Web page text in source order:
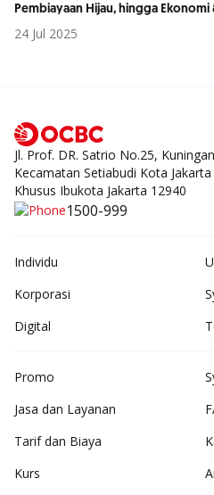
Pembiayaan Hijau, hingga Ekonomi
24 Jul 2025
Jl. Prof. DR. Satrio No.25,
Kecamatan Setiabudi Kota
Khusus Ibukota Jakarta 12940
1500-999
Individu
Korporasi
Digital
Promo
Jasa dan Layanan
Tarif dan Biaya
Kurs